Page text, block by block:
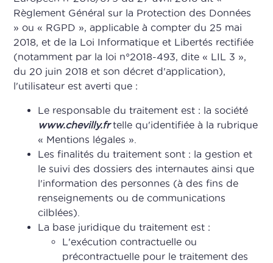
Règlement Général sur la Protection des Données
» ou « RGPD », applicable à compter du 25 mai
2018, et de la Loi Informatique et Libertés rectifiée
(notamment par la loi n°2018-493, dite « LIL 3 »,
du 20 juin 2018 et son décret d'application),
l'utilisateur est averti que :
Le responsable du traitement est : la société
www.chevilly.frtelle qu'identifiée à la rubrique
« Mentions légales ».
Les finalités du traitement sont : la gestion et
le suivi des dossiers des internautes ainsi que
l'information des personnes (à des fins de
renseignements ou de communications
cilblées).
La base juridique du traitement est :
L'exécution contractuelle ou
précontractuelle pour le traitement des